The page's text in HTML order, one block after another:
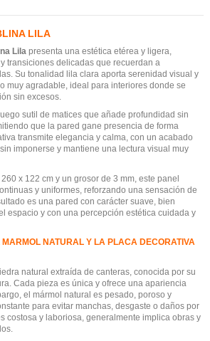
LILA
Lila presenta una estética etérea y ligera,
transiciones delicadas que recuerdan a
Su tonalidad lila clara aporta serenidad visual y
muy agradable, ideal para interiores donde se
sin excesos.
sutil de matices que añade profundidad sin
que la pared gane presencia de forma
transmite elegancia y calma, con un acabado
imponerse y mantiene una lectura visual muy
x 122 cm y un grosor de 3 mm, este panel
y uniformes, reforzando una sensación de
es una pared con carácter suave, bien
espacio y con una percepción estética cuidada y
MARMOL NATURAL Y LA PLACA DECORATIVA
natural extraída de canteras, conocida por su
Cada pieza es única y ofrece una apariencia
el mármol natural es pesado, poroso y
para evitar manchas, desgaste o daños por
costosa y laboriosa, generalmente implica obras y